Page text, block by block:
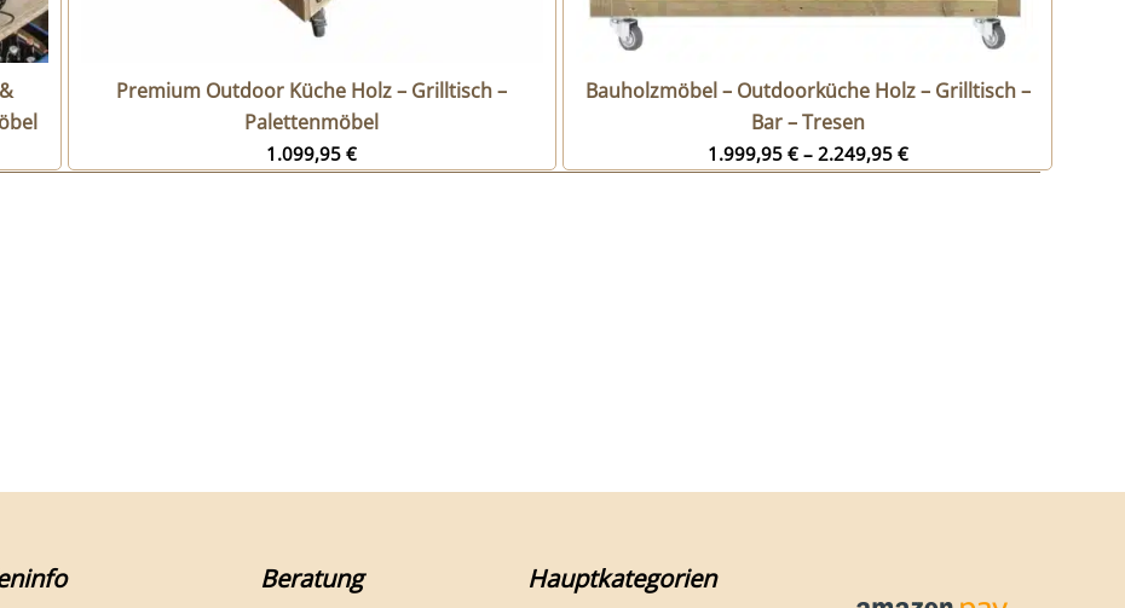
Premium Outdoor Küche Holz – Grilltisch –
Palettenmöbel
1.099,95€
Bauholzmöbel – Outdoorküche Holz – Grilltisch –
Bar – Tresen
1.999,95 €– 2.249,95 €
Beratung Hauptkategorien